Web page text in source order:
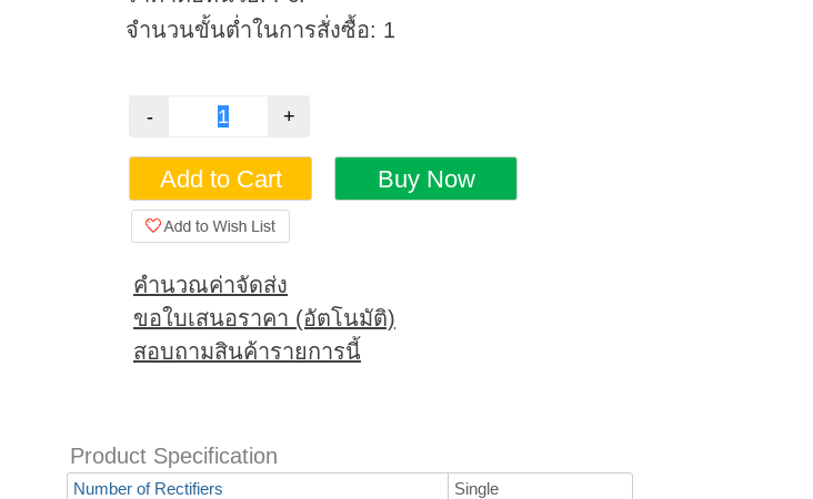
จำนวนขั้นต่ำในการสั่งซื้อ: 1
คำนวณค่าจัดส่ง
ขอใบเสนอราคา (อัตโนมัติ)
สอบถามสินค้ารายการนี้
Product Specification
Number of Rectifiers
Single